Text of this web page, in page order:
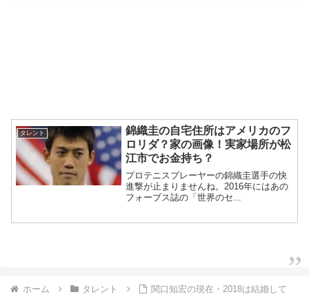
タレント
錦織圭の自宅住所はアメリカのフ
ロリダ？家の画像！実家場所が松
江市でお金持ち？
プロテニスプレーヤーの錦織圭選手の快
進撃が止まりませんね。2016年にはあの
フォーブス誌の「世界のセ...
ホーム タレント 関口知宏の現在・2018は結婚して